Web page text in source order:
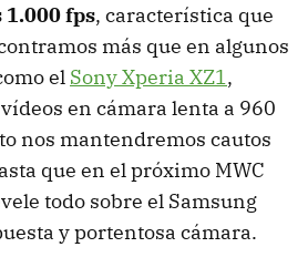
1.000 fps, característica que
más que en algunos
el Sony Xperia XZ1,
en cámara lenta a 960
nos mantendremos cautos
que en el próximo MWC
todo sobre el Samsung
y portentosa cámara.